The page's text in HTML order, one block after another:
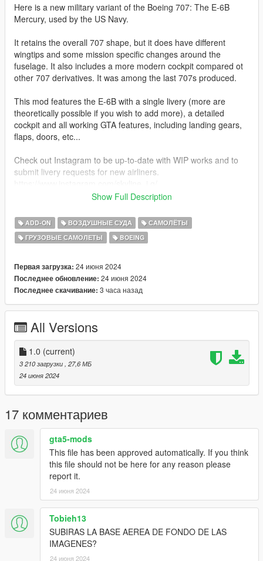
Here is a new military variant of the Boeing 707: The E-6B
Mercury, used by the US Navy.
It retains the overall 707 shape, but it does have different
wingtips and some mission specific changes around the
fuselage. It also includes a more modern cockpit compared ot
other 707 derivatives. It was among the last 707s produced.
This mod features the E-6B with a single livery (more are
theoretically possible if you wish to add more), a detailed
cockpit and all working GTA features, including landing gears,
flaps, doors, etc...
Check out Instagram to be up-to-date with WIP works and to
submit livery requests for new airliners.
allowing me to now have over 300 uploads here. Your
comments, ratings and donations are what keep me going, so
don't stop what you've been doing ;)
Show Full Description
ADD-ON ВОЗДУШНЫЕ СУДА
САМОЛЁТЫ
ГРУЗОВЫЕ САМОЛЕТЫ
BOEING
Первая загрузка: 24 июня 2024
Последнее обновление: 24 июня 2024
Последнее скачивание: 3 часа назад
All Versions
1.0 (current)
3 210 загрузки , 27,6 МБ
24 июня 2024
17 комментариев
gta5-mods
This file has been approved automatically. If you think
this file should not be here for any reason please
report it.
24 июня 2024
Tobieh13
SUBIRAS LA BASE AEREA DE FONDO DE LAS
IMAGENES?
24 июня 2024